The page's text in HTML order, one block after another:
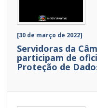
[30 de março de 2022]
Servidoras da
participam de
Proteção de